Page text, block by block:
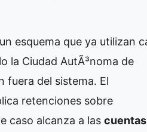
esquema que ya utilizan
la Ciudad AutÃ³noma de
fuera del sistema. El
retenciones sobre
caso alcanza a las